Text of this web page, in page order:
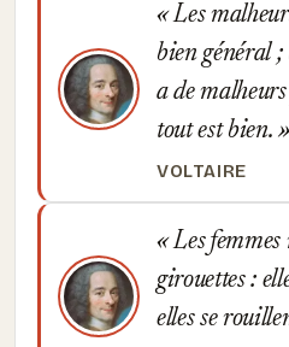
Les
bien général ;
a de
tout est bien.
VOLTAIRE
Les femmes
girouettes :
elles se